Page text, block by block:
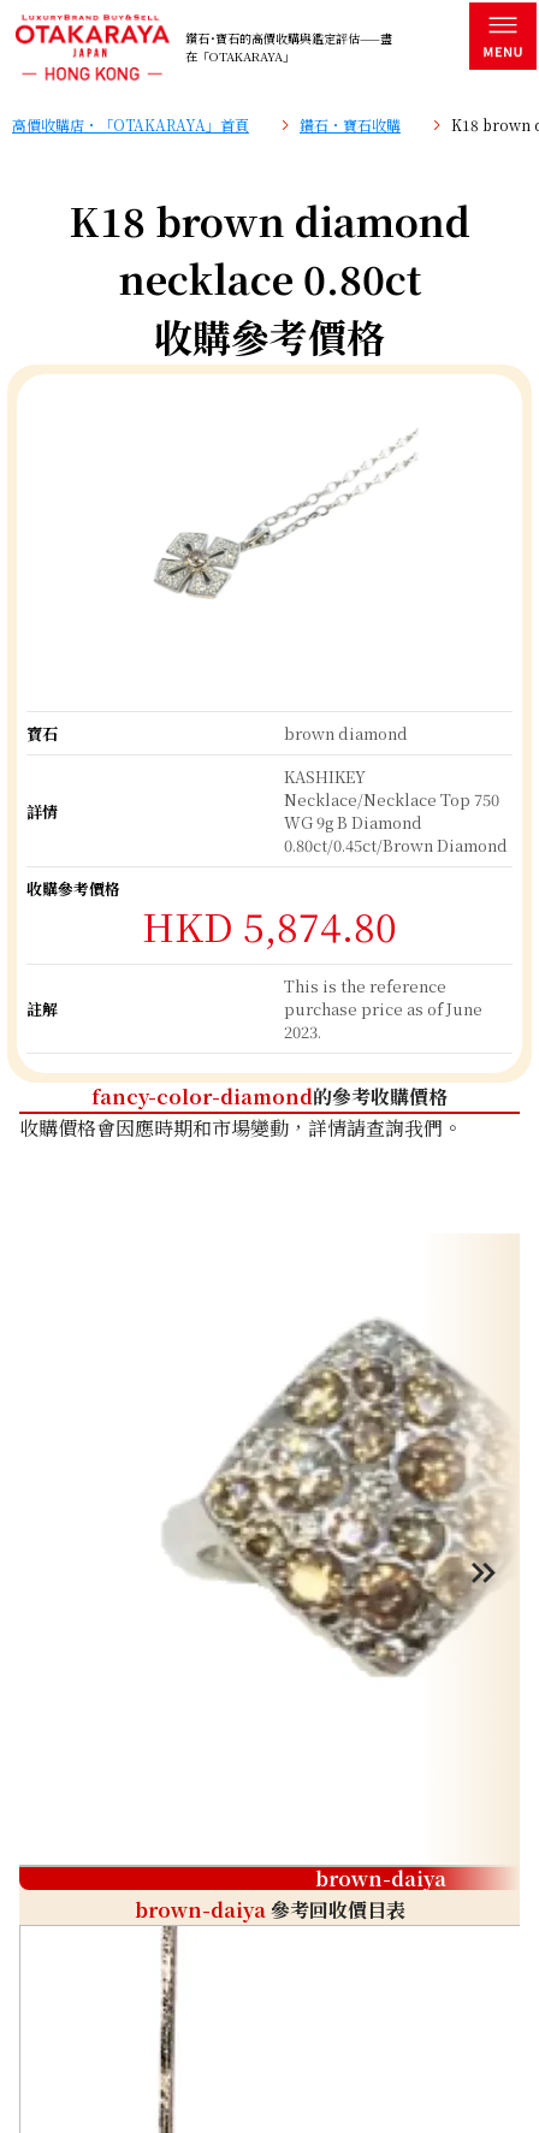
鑽石･寶石的高價收購與鑑定評估——盡
在「OTAKARAYA」
高價收購店・「OTAKARAYA」首頁 鑽石・寶石收購 K18 brown
K18 brown diamond
necklace 0.80ct
收購參考價格
寶石 brown diamond
詳情
KASHIKEY
Necklace/Necklace Top 750
WG 9g B Diamond
0.80ct/0.45ct/Brown Diamond
收購參考價格
HKD 5,874.80
註解
This is the reference
purchase price as of June
2023.
fancy-color-diamond的參考收購價格
收購價格會因應時期和市場變動，詳情請查詢我們。
brown-daiya
brown-daiya參考回收價目表